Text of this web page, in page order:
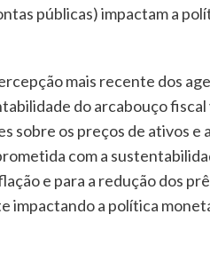
públicas) impactam a
mais recente dos
do arcabouço
sobre os preços de ativos
com a
e para a redução dos
impactando a política